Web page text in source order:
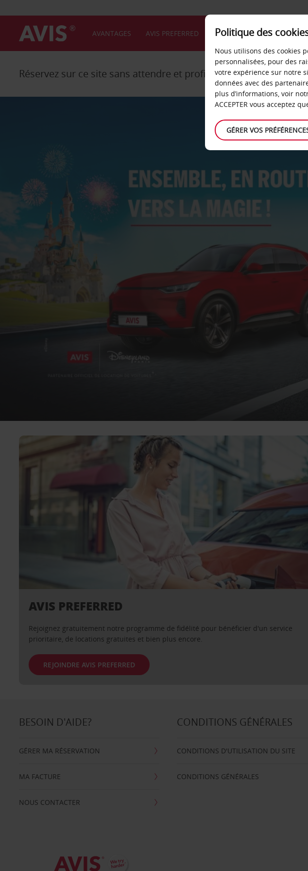
AVANTAGES AVIS PREFERRED
Réservez sur ce site sans attendre et profitez de jusqu'à20% de
AVIS PREFERRED
Rejoignez gratuitement notre programme de fidélité pour bénéficier d'un service
prioritaire, de locations gratuites et bien plus encore.
REJOINDRE AVIS PREFERRED
BESOIN D'AIDE?
GÉRER MA RÉSERVATION
MA FACTURE
NOUS CONTACTER
CONDITIONS GÉNÉRALES
CONDITIONS D'UTILISATION DU SITE
CONDITIONS GÉNÉRALES
Politique des
Nous utilisons des cookies
personnalisées, pour des
votre expérience sur notre
données avec des
plus d’informations, voir
ACCEPTER vous acceptez
GÉRER VOS